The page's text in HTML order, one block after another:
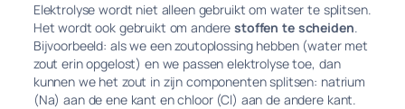
Elektrolyse wordt niet alleen gebruikt om water te splitsen.
Het wordt ook gebruikt om anderestoffen te scheiden.
Bijvoorbeeld: als we een zoutoplossing hebben (water met
zout erin opgelost) en we passen elektrolyse toe, dan
kunnen we het zout in zijn componenten splitsen: natrium
(Na) aan de ene kant en chloor (Cl) aan de andere kant.